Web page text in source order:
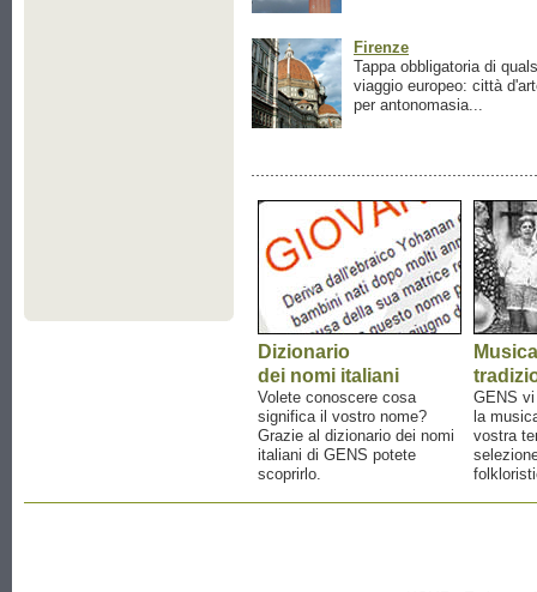
Firenze
Tappa obbligatoria di
viaggio europeo: città
per antonomasia...
Dizionario
dei nomi italiani
Volete conoscere cosa
significa il vostro nome?
Grazie al dizionario dei nomi
italiani di GENS potete
scoprirlo.
Musica
GENS
la
vostra